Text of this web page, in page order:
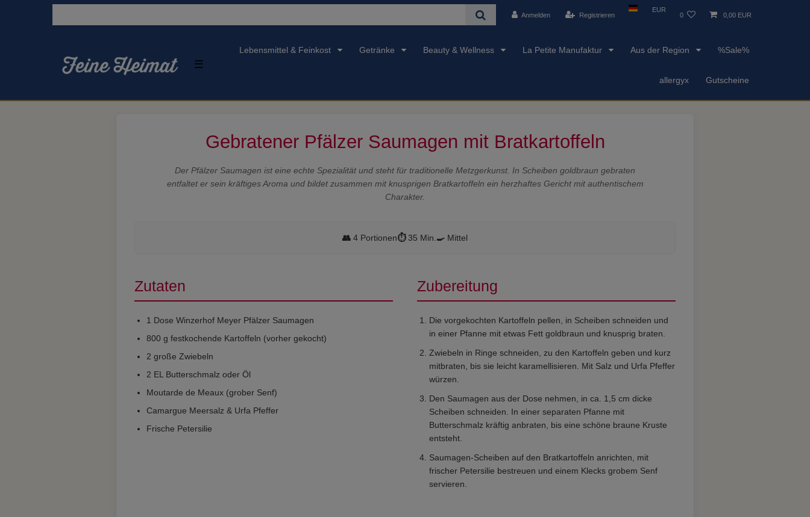
Anmelden Registrieren
EUR
0 0,00 EUR
☰
Lebensmittel & Feinkost Getränke Beauty & Wellness La Petite Manufaktur Aus der Region %Sale%
allergyx Gutscheine
Gebratener Pfälzer Saumagen mit Bratkartoffeln
Der Pfälzer Saumagen ist eine echte Spezialität und steht für traditionelle Metzgerkunst. In Scheiben goldbraun gebraten
entfaltet er sein kräftiges Aroma und bildet zusammen mit knusprigen Bratkartoffeln ein herzhaftes Gericht mit authentischem
Charakter.
👥 4 Portionen⏱️35 Min.🍳 Mittel
Zutaten
1 Dose Winzerhof Meyer Pfälzer Saumagen
800 g festkochende Kartoffeln (vorher gekocht)
2 große Zwiebeln
2 EL Butterschmalz oder Öl
Moutarde de Meaux (grober Senf)
Camargue Meersalz & Urfa Pfeffer
Frische Petersilie
Zubereitung
Die vorgekochten Kartoffeln pellen, in Scheiben schneiden und
in einer Pfanne mit etwas Fett goldbraun und knusprig braten.
Zwiebeln in Ringe schneiden, zu den Kartoffeln geben und kurz
mitbraten, bis sie leicht karamellisieren. Mit Salz und Urfa Pfeffer
würzen.
Den Saumagen aus der Dose nehmen, in ca. 1,5 cm dicke
Scheiben schneiden. In einer separaten Pfanne mit
Butterschmalz kräftig anbraten, bis eine schöne braune Kruste
entsteht.
Saumagen-Scheiben auf den Bratkartoffeln anrichten, mit
frischer Petersilie bestreuen und einem Klecks grobem Senf
servieren.